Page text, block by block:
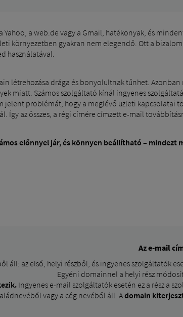
a web.de vagy a Gmail, hatékonyak, és
környezetben gyakran nem elegendő. Ott a
használatával.
létrehozása drága és bonyolultnak tűnhet.
miatt. Számos szolgáltató kínál ingyenes
jelent problémát, hogy a meglévő üzleti
Így az összes, a régi címére címzett e-mail
előnnyel jár, és könnyen beállítható – mindezt
Az e-mail
áll: az első, helyi részből, és ingyenes szolgáltatók
Egyéni domainnel a helyi rész
Ingyenes e-mail szolgáltatók esetén ez a rész a
vagy a cég nevéből áll. Adomain